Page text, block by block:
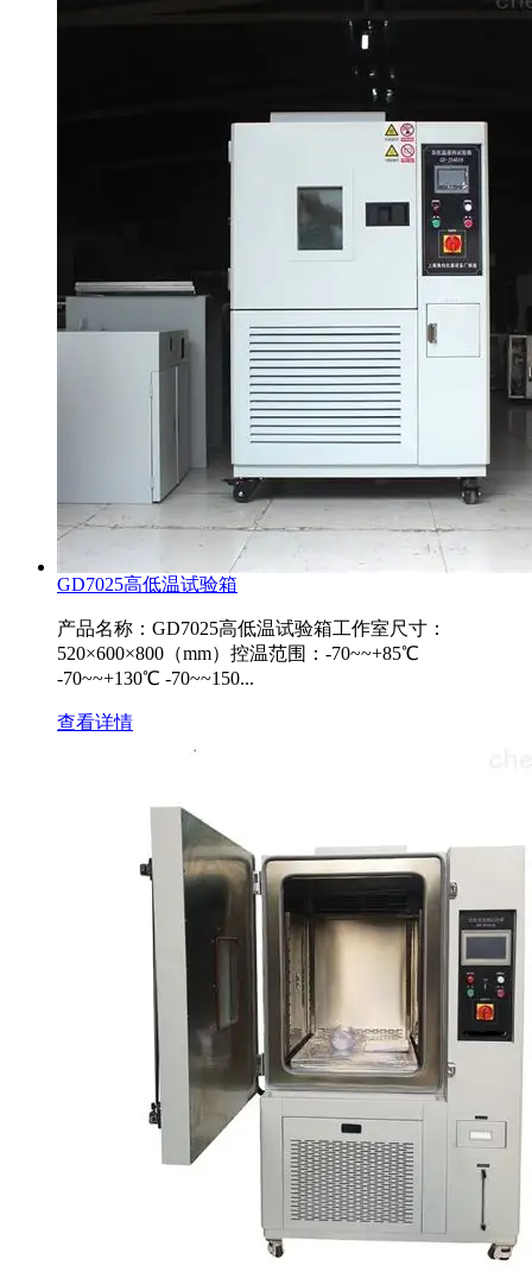
GD7025高低温试验箱
产品名称：GD7025高低温试验箱工作室尺寸：
520×600×800（mm）控温范围：-70~~+85℃
-70~~+130℃ -70~~150...
查看详情